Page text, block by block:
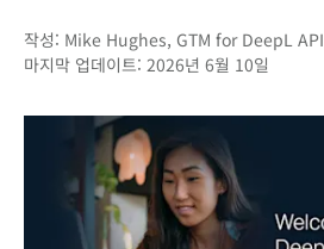
작성: Mike Hughes, GTM for DeepL API
마지막 업데이트: 2026년 6월 10일